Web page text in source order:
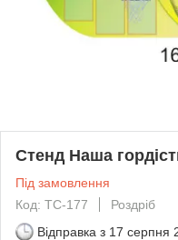
Стенд Наша
Під замовлення
Код: ТС-177
Роздріб
Відправка з 17 серпня